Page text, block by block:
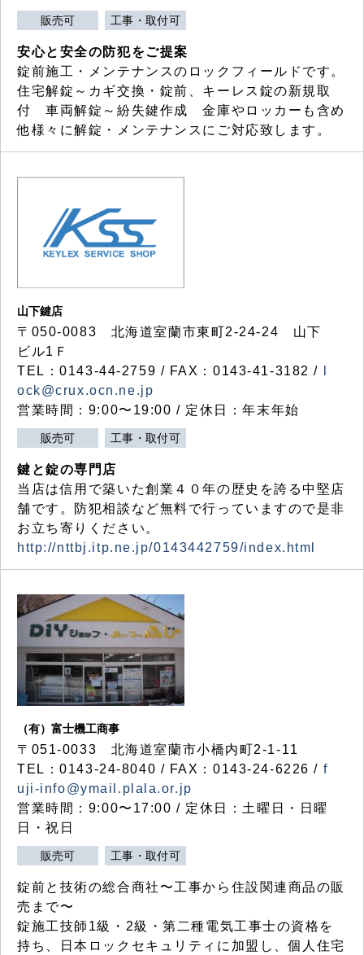
販売可 工事・取付可
安心と安全の防犯をご提案
錠前施工・メンテナンスのロックフィールドです。
住宅解錠～カギ交換・錠前、キーレス錠の新規取
付 車両解錠～紛失鍵作成 金庫やロッカーも含め
他様々に解錠・メンテナンスにご対応致します。
山下鍵店
〒050-0083 北海道室蘭市東町2-24-24 山下
ビル1Ｆ
TEL：0143-44-2759 / FAX：0143-41-3182 /
ock@crux.ocn.ne.jp
営業時間：9:00〜19:00 / 定休日：年末年始
販売可 工事・取付可
鍵と錠の専門店
当店は信用で築いた創業４０年の歴史を誇る中堅店
舗です。防犯相談など無料で行っていますので是非
お立ち寄りください。
http://nttbj.itp.ne.jp/0143442759/index.html
（有）富士機工商事
〒051-0033 北海道室蘭市小橋内町2-1-11
TEL：0143-24-8040 / FAX：0143-24-6226 / f
uji-info@ymail.plala.or.jp
営業時間：9:00〜17:00 / 定休日：土曜日・日曜
日・祝日
販売可 工事・取付可
錠前と技術の総合商社〜工事から住設関連商品の販
売まで〜
錠施工技師1級・2級・第二種電気工事士の資格を
持ち、日本ロックセキュリティに加盟し、個人住宅